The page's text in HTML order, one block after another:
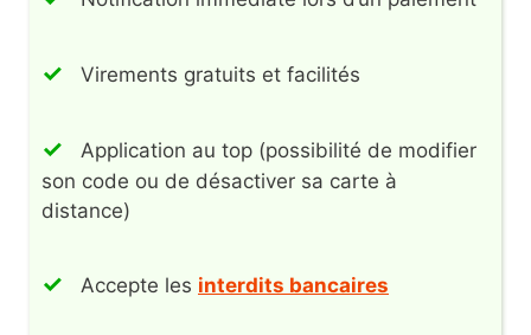
Virements gratuits et facilités
Application au top (possibilité de modifier
son code ou de désactiver sa carte à
distance)
Accepte les interdits bancaires